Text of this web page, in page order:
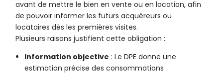
avant de mettre le bien en vente ou en location, afin
de pouvoir informer les futurs acquéreurs ou
locataires dès les premières visites.
Plusieurs raisons justifient cette obligation :
Information objective : Le DPE donne une
estimation précise des consommations